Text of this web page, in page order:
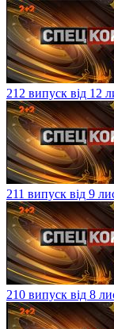
212 випуск від 12
211 випуск від 9
210 випуск від 8